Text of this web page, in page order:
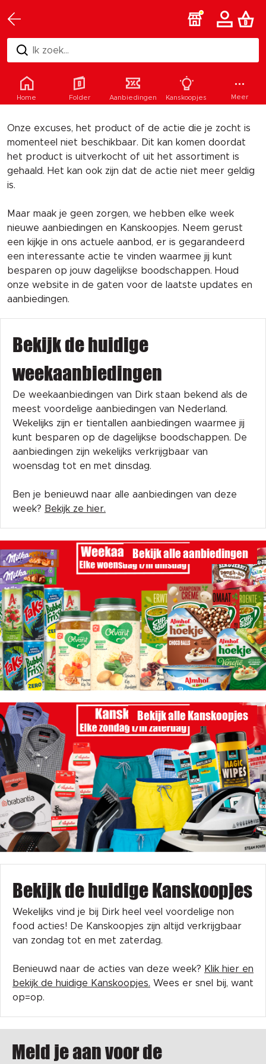
Ik zoek...
Helaas
Onze excuses, het product of de actie die je zocht is
momenteel niet beschikbaar. Dit kan komen doordat
het product is uitverkocht of uit het assortiment is
gehaald. Het kan ook zijn dat de actie niet meer geldig
is.
Maar maak je geen zorgen, we hebben elke week
nieuwe aanbiedingen en Kanskoopjes. Neem gerust
een kijkje in ons actuele aanbod, er is gegarandeerd
een interessante actie te vinden waarmee jij kunt
besparen op jouw dagelijkse boodschappen. Houd
onze website in de gaten voor de laatste updates en
aanbiedingen.
Bekijk de huidige
weekaanbiedingen
De weekaanbiedingen van Dirk staan bekend als de
meest voordelige aanbiedingen van Nederland.
Wekelijks zijn er tientallen aanbiedingen waarmee jij
kunt besparen op de dagelijkse boodschappen. De
aanbiedingen zijn wekelijks verkrijgbaar van
woensdag tot en met dinsdag.
Ben je benieuwd naar alle aanbiedingen van deze
week? Bekijk ze hier.
Bekijk alle aanbiedingen
Bekijk alle Kanskoopjes
Bekijk de huidige Kanskoopjes
Wekelijks vind je bij Dirk heel veel voordelige non
food acties! De Kanskoopjes zijn altijd verkrijgbaar
van zondag tot en met zaterdag.
Benieuwd naar de acties van deze week? Klik hier en
bekijk de huidige Kanskoopjes. Wees er snel bij, want
op=op.
Meld je aan voor de
Home Folder Aanbiedingen Kanskoopjes Meer